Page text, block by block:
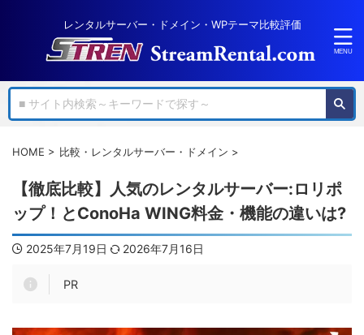
レンタルサーバー・ドメイン・WPテーマ比較評価
HOME > 比較・レンタルサーバー・ドメイン >
【徹底比較】人気のレンタルサーバー:ロリポ
ップ！とConoHa WING料金・機能の違いは?
2025年7月19日 2026年7月16日
PR